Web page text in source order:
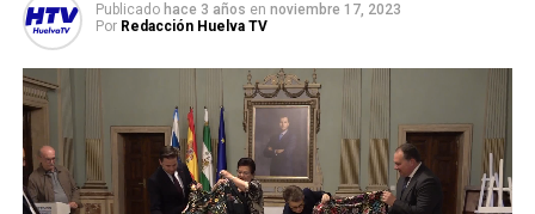
Publicado hace 3 años en noviembre 17, 2023
Por Redacción Huelva TV